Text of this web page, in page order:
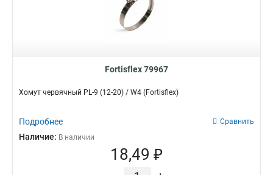
Fortisflex 79967
Хомут червячный PL-9 (12-20) / W4 (Fortisflex)
Подробнее Сравнить
Наличие: В наличии
18,49 ₽